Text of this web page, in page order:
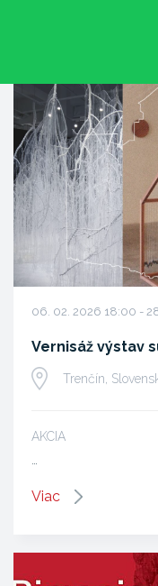
06. 02. 2026 18:00 -
Vernisáž výstav
Trenčín,
AKCIA
Viac